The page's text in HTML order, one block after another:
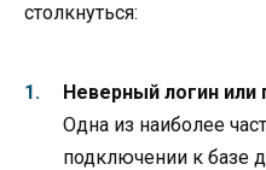
столкнуться:
Неверный логин или
Одна из наиболее
подключении к базе